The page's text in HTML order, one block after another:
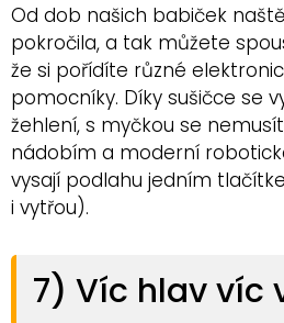
Od dob našich babiček
pokročila, a tak můžete
že si pořídíte různé
pomocníky. Díky sušičce se
žehlení, s myčkou se
nádobím a moderní
vysají podlahu jedním
i vytřou).
7) Víc hlav víc